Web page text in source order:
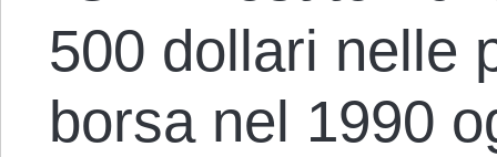
500 dollari nelle
borsa nel 1990